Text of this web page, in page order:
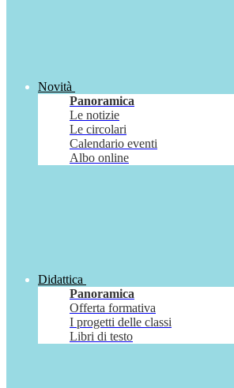
Novità
Panoramica
Le notizie
Le circolari
Calendario eventi
Albo online
Didattica
Panoramica
Offerta formativa
I progetti delle classi
Libri di testo